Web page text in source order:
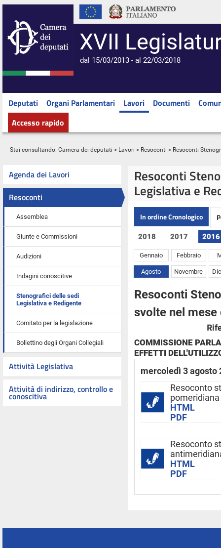
XVII
dal 15/03/2013 - al 22/03/2018
Deputati Organi Parlamentari Lavori Documenti
Accesso rapido
Stai consultando: Camera dei deputati > Lavori > Resoconti > Resoconti
Agenda dei Lavori
Resoconti
Assemblea
Giunte e Commissioni
Audizioni
Indagini conoscitive
Stenografici delle sedi
Legislativa e Redigente
Comitato per la legislazione
Bollettino degli Organi Collegiali
Attività Legislativa
Attività di indirizzo, controllo e
conoscitiva
Resoconti
Legislativa e
In ordine Cronologico
2018 2017 2016
Gennaio Febbraio
Agosto Novembre
Resoconti
svolte nel
COMMISSIONE
EFFETTI
mercoledì 3 agosto
Resoconto
pomeridiana
HTML
PDF
Resoconto
HTML
PDF